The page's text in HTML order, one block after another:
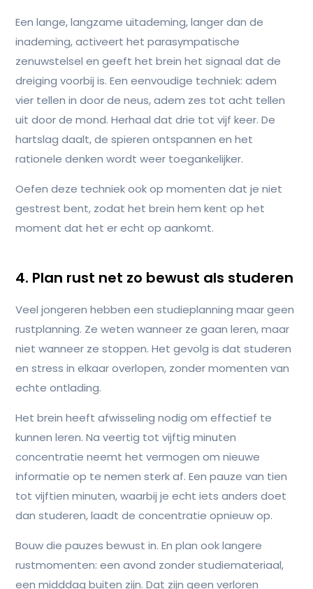
Een lange, langzame uitademing, langer dan de
inademing, activeert het parasympatische
zenuwstelsel en geeft het brein het signaal dat de
dreiging voorbij is. Een eenvoudige techniek: adem
vier tellen in door de neus, adem zes tot acht tellen
uit door de mond. Herhaal dat drie tot vijf keer. De
hartslag daalt, de spieren ontspannen en het
rationele denken wordt weer toegankelijker.
Oefen deze techniek ook op momenten dat je niet
gestrest bent, zodat het brein hem kent op het
moment dat het er echt op aankomt.
4. Plan rust net zo bewust als studeren
Veel jongeren hebben een studieplanning maar geen
rustplanning. Ze weten wanneer ze gaan leren, maar
niet wanneer ze stoppen. Het gevolg is dat studeren
en stress in elkaar overlopen, zonder momenten van
echte ontlading.
Het brein heeft afwisseling nodig om effectief te
kunnen leren. Na veertig tot vijftig minuten
concentratie neemt het vermogen om nieuwe
informatie op te nemen sterk af. Een pauze van tien
tot vijftien minuten, waarbij je echt iets anders doet
dan studeren, laadt de concentratie opnieuw op.
Bouw die pauzes bewust in. En plan ook langere
rustmomenten: een avond zonder studiemateriaal,
een midddag buiten zijn. Dat zijn geen verloren